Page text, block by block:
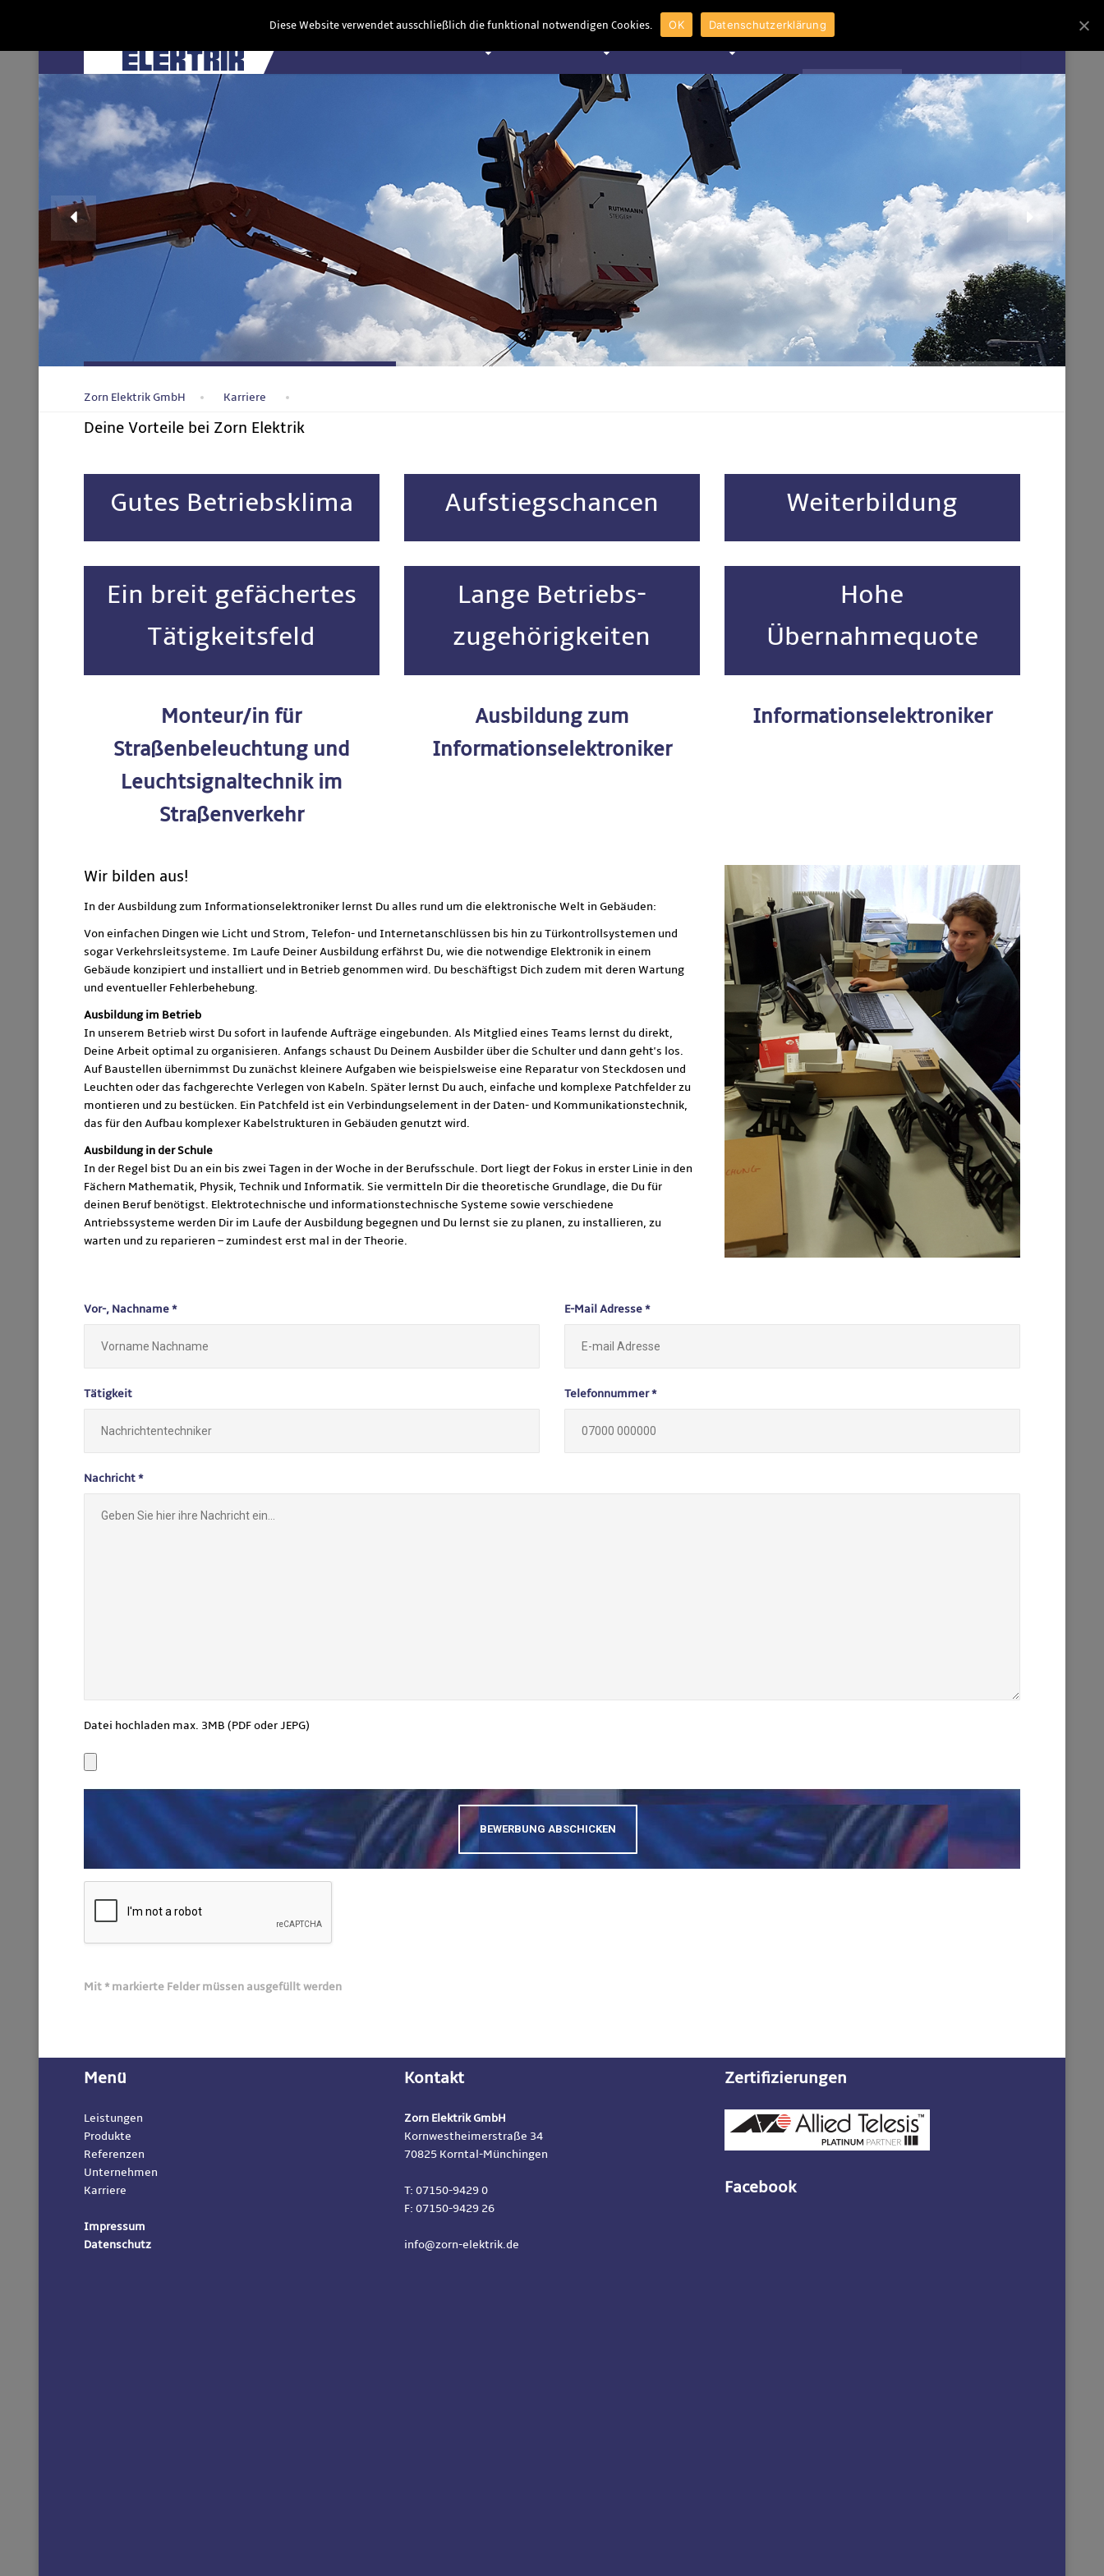
Referenzen Unternehmen Karriere
Zorn Elektrik GmbH Karriere
Deine Vorteile bei Zorn Elektrik
Gutes Betriebsklima
Ein breit gefächertes
Tätigkeitsfeld
Aufstiegschancen
Lange Betriebs-
zugehörigkeiten
Weiterbildung
Hohe
Übernahmequote
Monteur/in für
Straßenbeleuchtung und
Leuchtsignaltechnik im
Straßenverkehr
Ausbildung zum
Informationselektroniker
Informationselektroniker
Wir bilden aus!
In der Ausbildung zum Informationselektroniker lernst Du alles rund um die elektronische Welt in Gebäuden:
Von einfachen Dingen wie Licht und Strom, Telefon- und Internetanschlüssen bis hin zu Türkontrollsystemen und
sogar Verkehrsleitsysteme. Im Laufe Deiner Ausbildung erfährst Du, wie die notwendige Elektronik in einem
Gebäude konzipiert und installiert und in Betrieb genommen wird. Du beschäftigst Dich zudem mit deren Wartung
und eventueller Fehlerbehebung.
Ausbildung im Betrieb
In unserem Betrieb wirst Du sofort in laufende Aufträge eingebunden. Als Mitglied eines Teams lernst du direkt,
Deine Arbeit optimal zu organisieren. Anfangs schaust Du Deinem Ausbilder über die Schulter und dann geht's los.
Auf Baustellen übernimmst Du zunächst kleinere Aufgaben wie beispielsweise eine Reparatur von Steckdosen und
Leuchten oder das fachgerechte Verlegen von Kabeln. Später lernst Du auch, einfache und komplexe Patchfelder zu
montieren und zu bestücken. Ein Patchfeld ist ein Verbindungselement in der Daten- und Kommunikationstechnik,
das für den Aufbau komplexer Kabelstrukturen in Gebäuden genutzt wird.
Ausbildung in der Schule
In der Regel bist Du an ein bis zwei Tagen in der Woche in der Berufsschule. Dort liegt der Fokus in erster Linie in den
Fächern Mathematik, Physik, Technik und Informatik. Sie vermitteln Dir die theoretische Grundlage, die Du für
deinen Beruf benötigst. Elektrotechnische und informationstechnische Systeme sowie verschiedene
Antriebssysteme werden Dir im Laufe der Ausbildung begegnen und Du lernst sie zu planen, zu installieren, zu
warten und zu reparieren – zumindest erst mal in der Theorie.
Vor-, Nachname * E-Mail Adresse *
Tätigkeit Telefonnummer *
Nachricht *
Datei hochladen max. 3MB (PDF oder JEPG)
Mit * markierte Felder müssen ausgefüllt werden
Menü
Leistungen
Produkte
Referenzen
Unternehmen
Karriere
Impressum
Datenschutz
Kontakt
Zorn Elektrik GmbH
Kornwestheimerstraße 34
70825 Korntal-Münchingen
T: 07150-9429 0
F: 07150-9429 26
info@zorn-elektrik.de
Zertifizierungen
Facebook
Diese Website verwendet ausschließlich die funktional notwendigen Cookies. OK Datenschutzerklärung